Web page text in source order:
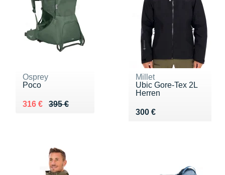
Osprey
Poco
395 €
Au lieu de 395 €
316 €
Vendu 316 €
Millet
Ubic Gore-Tex 2L
Herren
300 €
Vendu 300 €